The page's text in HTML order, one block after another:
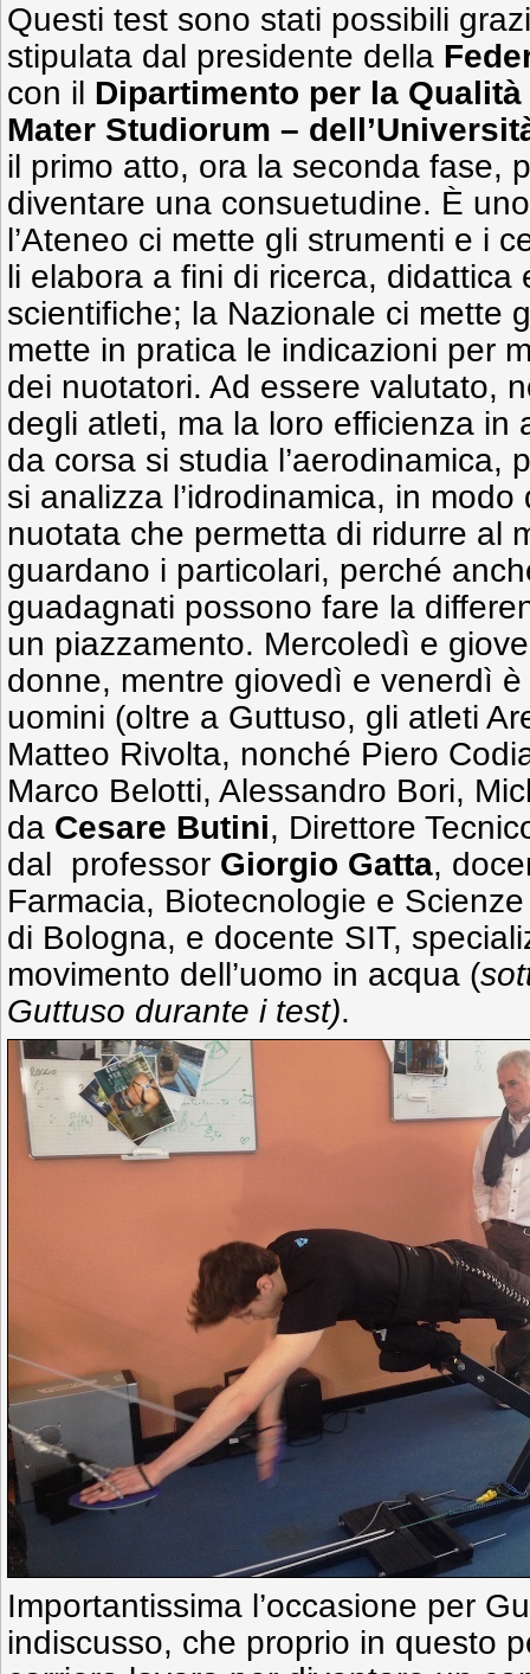
Questi test sono stati possibili
stipulata dal presidente della
con il Dipartimento per la
Mater Studiorum –
il primo atto, ora la seconda fase,
diventare una consuetudine. È
l’Ateneo ci mette gli strumenti e i
li elabora a fini di ricerca, didattica
scientifiche; la Nazionale ci mette
mette in pratica le indicazioni per
dei nuotatori. Ad essere valutato,
degli atleti, ma la loro efficienza in
da corsa si studia l’aerodinamica,
si analizza l’idrodinamica, in
nuotata che permetta di ridurre al
guardano i particolari, perché
guadagnati possono fare la
un piazzamento. Mercoledì e
donne, mentre giovedì e venerdì
uomini (oltre a Guttuso, gli atleti
Matteo Rivolta, nonché Piero
Marco Belotti, Alessandro Bori,
da Cesare Butini, Direttore
dal professor Giorgio Gatta,
Farmacia, Biotecnologie e
di Bologna, e docente SIT,
movimento dell’uomo in acqua (
Guttuso durante i test).
Importantissima l’occasione per
indiscusso, che proprio in questo